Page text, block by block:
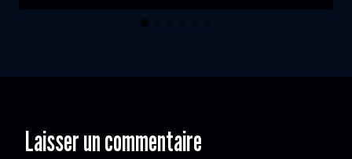
Laisser un commentaire